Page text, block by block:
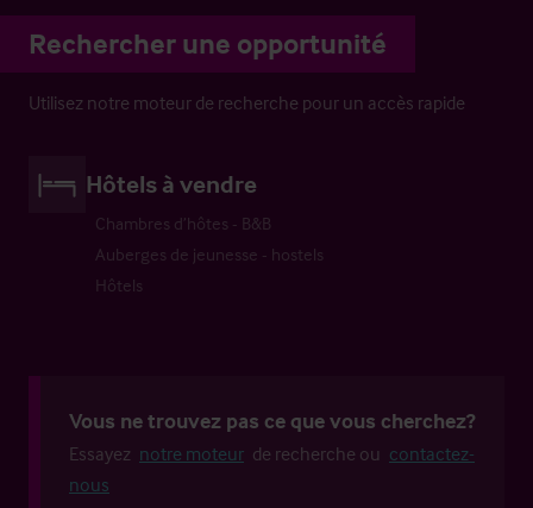
Rechercher une opportunité
Utilisez notre moteur de recherche pour un accès rapide
Hôtels à vendre
Chambres d’hôtes - B&B
Auberges de jeunesse - hostels
Hôtels
Vous ne trouvez pas ce que vous cherchez?
Essayez notre moteur de recherche ou contactez-
nous